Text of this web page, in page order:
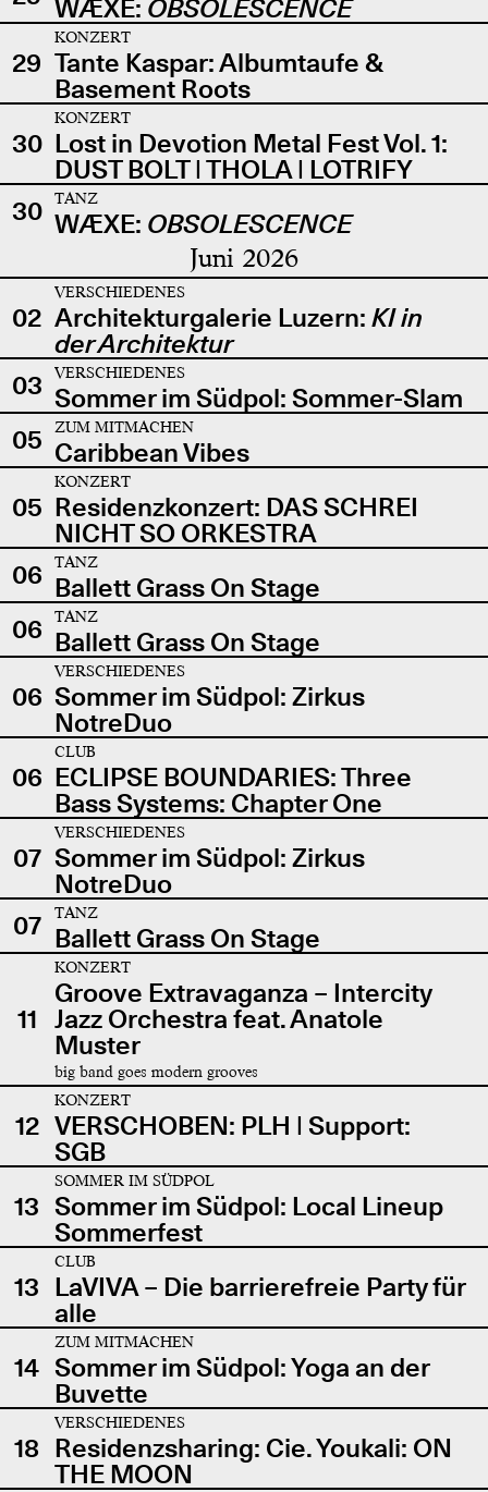
WÆXE: OBSOLESCENCE
29
KONZERT
Tante Kaspar: Albumtaufe &
Basement Roots
30
KONZERT
Lost in Devotion Metal Fest Vol. 1:
DUST BOLT | THOLA | LOTRIFY
30
TANZ
WÆXE: OBSOLESCENCE
Juni 2026
02
VERSCHIEDENES
Architekturgalerie Luzern: KI in
der Architektur
03
VERSCHIEDENES
Sommer im Südpol: Sommer-Slam
05
ZUM MITMACHEN
Caribbean Vibes
05
KONZERT
Residenzkonzert: DAS SCHREI
NICHT SO ORKESTRA
06
TANZ
Ballett Grass On Stage
06
TANZ
Ballett Grass On Stage
06
VERSCHIEDENES
Sommer im Südpol: Zirkus
NotreDuo
06
CLUB
ECLIPSE BOUNDARIES: Three
Bass Systems: Chapter One
07
VERSCHIEDENES
Sommer im Südpol: Zirkus
NotreDuo
07
TANZ
Ballett Grass On Stage
11
KONZERT
Groove Extravaganza – Intercity
Jazz Orchestra feat. Anatole
Muster
big band goes modern grooves
12
KONZERT
VERSCHOBEN: PLH | Support:
SGB
13
SOMMER IM SÜDPOL
Sommer im Südpol: Local Lineup
Sommerfest
13
CLUB
LaVIVA – Die barrierefreie Party für
alle
14
ZUM MITMACHEN
Sommer im Südpol: Yoga an der
Buvette
18
VERSCHIEDENES
Residenzsharing: Cie. Youkali: ON
THE MOON